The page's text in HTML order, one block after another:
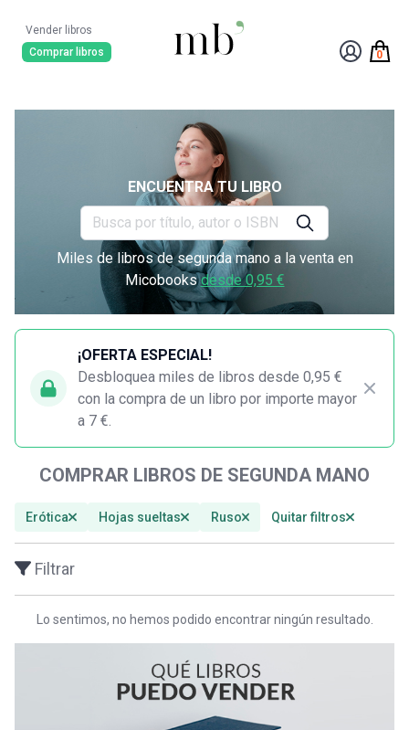
Vender libros
Comprar libros
0
ENCUENTRA TU LIBRO
Miles de libros de segunda mano a la venta en
Micobooksdesde 0,95 €
¡OFERTA ESPECIAL!
Desbloquea miles de libros desde 0,95 €
con la compra de un libro por importe mayor
a 7 €.
COMPRAR LIBROS DE SEGUNDA MANO
Erótica Hojas sueltas Ruso Quitar filtros
Filtrar
Lo sentimos, no hemos podido encontrar ningún resultado.